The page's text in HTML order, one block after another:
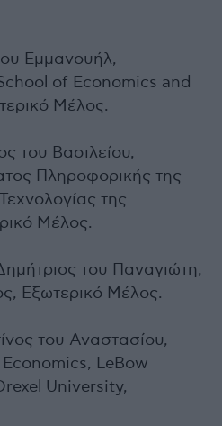
Εμμανουήλ,
of Economics and
Μέλος.
του Βασιλείου,
Πληροφορικής της
της
Μέλος.
του Παναγιώτη,
Εξωτερικό Μέλος.
του Αναστασίου,
LeBow
University,